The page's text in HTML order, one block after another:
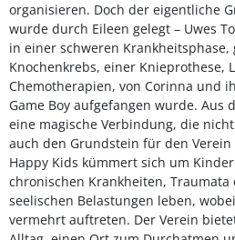
organisieren. Doch der eigentliche
wurde durch Eileen gelegt – Uwes
in einer schweren Krankheitsphase,
Knochenkrebs, einer Knieprothese,
Chemotherapien, von Corinna und
Game Boy aufgefangen wurde. Aus
eine magische Verbindung, die
auch den Grundstein für den Verein
Happy Kids kümmert sich um
chronischen Krankheiten,
seelischen Belastungen leben,
vermehrt auftreten. Der Verein